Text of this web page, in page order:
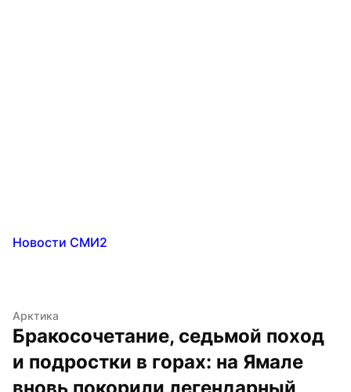
Новости СМИ2
Арктика
Бракосочетание, седьмой поход
и подростки в горах: на Ямале